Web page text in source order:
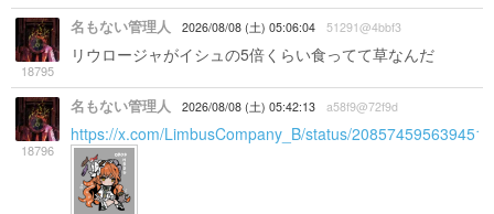
18795
名もない管理人 2026/08/08 (土) 05:06:04 51291@4bbf3
リウロージャがイシュの5倍くらい食ってて草なんだ
18796
名もない管理人 2026/08/08 (土) 05:42:13 a58f9@72f9d
https://x.com/LimbusCompany_B/status/